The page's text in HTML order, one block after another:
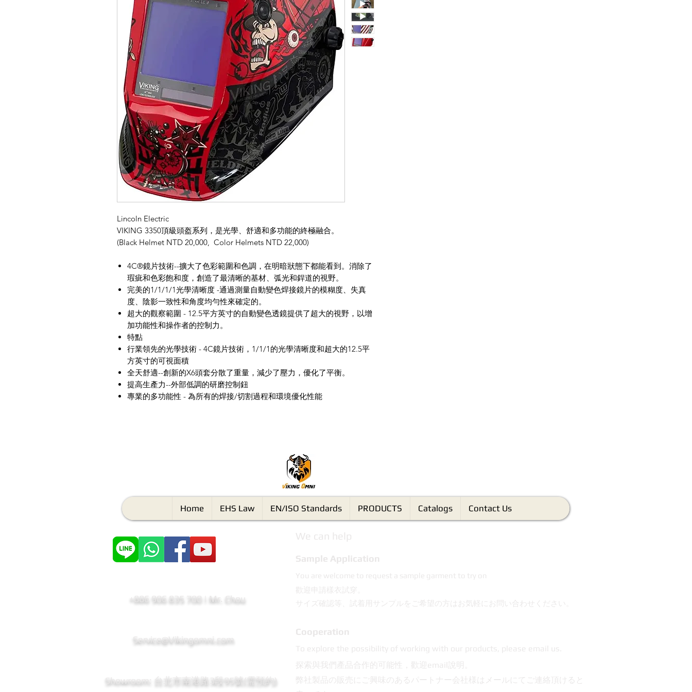
Lincoln Electric
VIKING 3350頂級頭盔系列，是光學、舒適和多功能的終極融合。
(Black Helmet NTD 20,000, Color Helmets NTD 22,000)
4C®鏡片技術--擴大了色彩範圍和色調，在明暗狀態下都能看到。消除了
瑕疵和色彩飽和度，創造了最清晰的基材、弧光和銲道的視野。
完美的1/1/1/1光學清晰度 -通過測量自動變色焊接鏡片的模糊度、失真
度、陰影一致性和角度均勻性來確定的。
超大的觀察範圍 - 12.5平方英寸的自動變色透鏡提供了超大的視野，以增
加功能性和操作者的控制力。
特點
行業領先的光學技術 - 4C鏡片技術， 1/1/1 的光學清晰度和超大的12.5平
方英寸的可視面積
全天舒適--創新的X6頭套分散了重量，減少了壓力，優化了平衡。
提高生產力--外部低調的研磨控制鈕
專業的多功能性 - 為所有的焊接/切割過程和環境優化性能
Home EHS Law EN/ISO Standards PRODUCTS Catalogs Contact Us
+886 906 835 700 | Mr. Chou
Service@Vikingomni.com
​Showroom: 台北市南港路3段95號(需預約)
We can help
Sample Application
You are welcome to request a sample garment to try on
歡迎申請樣衣試穿。
サイズ確認等、試着用サンプルをご希望の方はお気軽にお問い合わせください。
Cooperation
To explore the possibility of working with our products, please email us.
探索與我們產品合作的可能性，歡迎email說明。
弊社製品の販売にご興味のあるパートナー会社様はメールにてご連絡頂けると